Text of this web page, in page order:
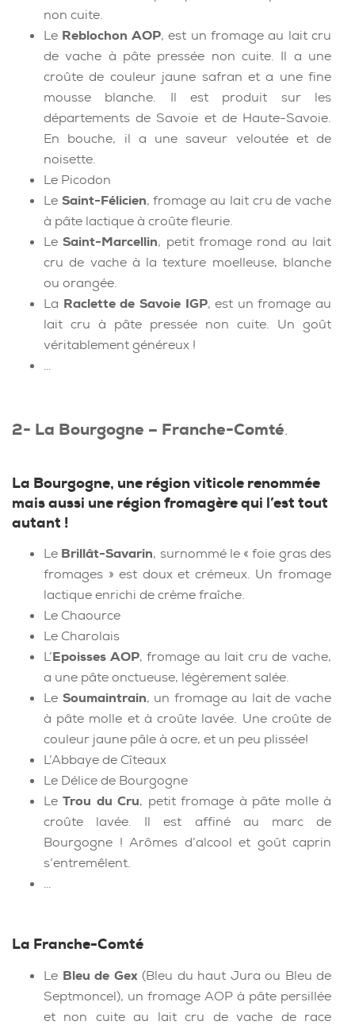
non cuite.
Le Reblochon AOP, est un fromage au lait cru
de vache à pâte pressée non cuite. Il a une
croûte de couleur jaune safran et a une fine
mousse blanche. Il est produit sur les
départements de Savoie et de Haute-Savoie.
En bouche, il a une saveur veloutée et de
noisette.
Le Picodon
Le Saint-Félicien, fromage au lait cru de vache
à pâte lactique à croûte fleurie.
LeSaint-Marcellin, petit fromage rond au lait
cru de vache à la texture moelleuse, blanche
ou orangée.
La Raclette de Savoie IGP, est un fromage au
lait cru à pâte pressée non cuite. Un goût
véritablement généreux !
…
2- La Bourgogne – Franche-Comté.
La Bourgogne, une région viticole renommée
mais aussi une région fromagère qui l’est tout
autant !
Le Brillât-Savarin, surnommé le « foie gras des
fromages » est doux et crémeux. Un fromage
lactique enrichi de crème fraîche.
Le Chaource
Le Charolais
L’Epoisses AOP, fromage au lait cru de vache,
a une pâte onctueuse, légèrement salée.
Le Soumaintrain, un fromage au lait de vache
à pâte molle et à croûte lavée. Une croûte de
couleur jaune pâle à ocre, et un peu plissée!
L’Abbaye de Cîteaux
Le Délice de Bourgogne
LeTrou du Cru, petit fromage à pâte molle à
croûte lavée. Il est affiné au marc de
Bourgogne ! Arômes d’alcool et goût caprin
s’entremêlent.
…
La Franche-Comté
Le Bleu de Gex(Bleu du haut Jura ou Bleu de
Septmoncel), un fromage AOP à pâte persillée
et non cuite au lait cru de vache de race